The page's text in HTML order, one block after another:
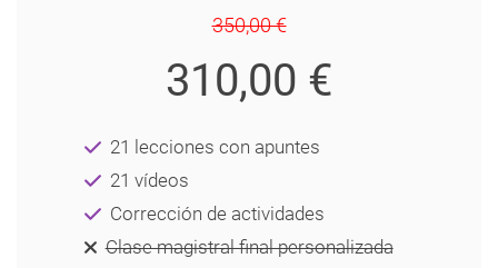
350,00 €
310,00 €
21 lecciones con apuntes
21 vídeos
Corrección de actividades
Clase magistral final personalizada